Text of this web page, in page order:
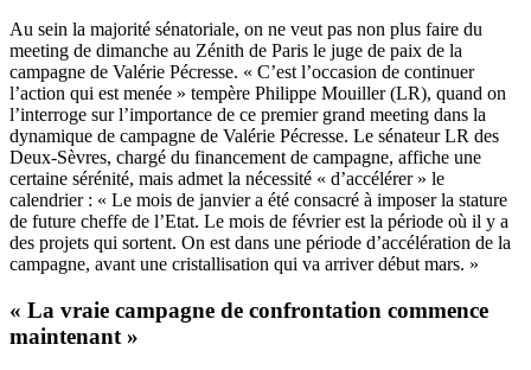
Au sein la majorité sénatoriale, on ne veut pas non plus faire du
meeting de dimanche au Zénith de Paris le juge de paix de la
campagne de Valérie Pécresse. « C’est l’occasion de continuer
l’action qui est menée » tempère Philippe Mouiller (LR), quand on
l’interroge sur l’importance de ce premier grand meeting dans la
dynamique de campagne de Valérie Pécresse. Le sénateur LR des
Deux-Sèvres, chargé du financement de campagne, affiche une
certaine sérénité, mais admet la nécessité « d’accélérer » le
calendrier : « Le mois de janvier a été consacré à imposer la stature
de future cheffe de l’Etat. Le mois de février est la période où il y a
des projets qui sortent. On est dans une période d’accélération de la
campagne, avant une cristallisation qui va arriver début mars. »
« La vraie campagne de confrontation commence
maintenant »